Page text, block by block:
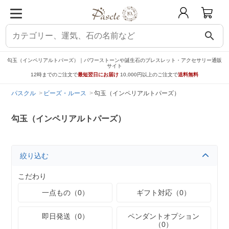
search
勾玉（インペリアルトパーズ）｜パワーストーンや誕生石のブレスレット・アクセサリー通販
サイト
12時までのご注文で最短翌日にお届け 10,000円以上のご注文で送料無料
パスクル ビーズ・ルース 勾玉（インペリアルトパーズ）
勾玉（インペリアルトパーズ）
絞り込む
こだわり
一点もの（0）
ギフト対応（0）
即日発送（0）
ペンダントオプション
（0）